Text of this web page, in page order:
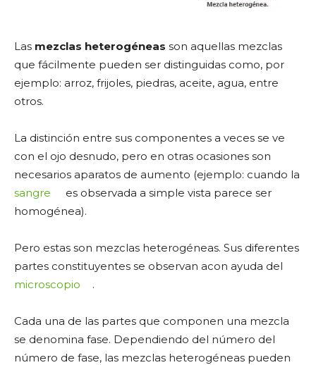
Las mezclas heterogéneas son aquellas mezclas
que fácilmente pueden ser distinguidas como, por
ejemplo: arroz, frijoles, piedras, aceite, agua, entre
otros.
La distinción entre sus componentes a veces se ve
con el ojo desnudo, pero en otras ocasiones son
necesarios aparatos de aumento (ejemplo: cuando la
sangre
es observada a simple vista parece ser
homogénea).
Pero estas son mezclas heterogéneas. Sus diferentes
partes constituyentes se observan acon ayuda del
microscopio
.
Cada una de las partes que componen una mezcla
se denomina fase. Dependiendo del número del
número de fase, las mezclas heterogéneas pueden